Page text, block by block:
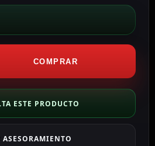
COMPRAR
ESTE PRODUCTO
ASESORAMIENTO